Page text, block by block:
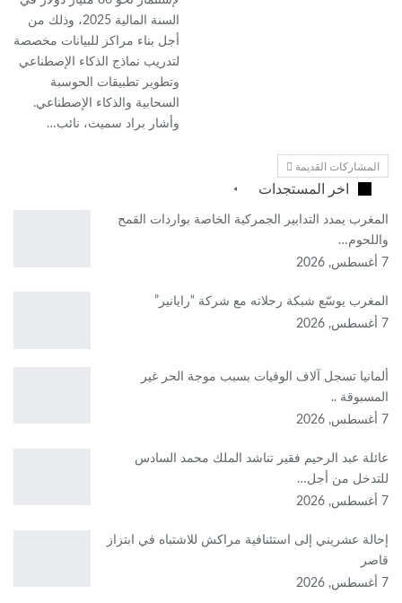
السنة المالية 2025، وذلك من
أجل بناء مراكز للبيانات مخصصة
لتدريب نماذج الذكاء الإصطناعي
وتطوير تطبيقات الحوسبة
السحابية والذكاء الإصطناعي.
وأشار براد سميث، نائب…
المشاركات القديمة
اخر المستجدات
المغرب يمدد التدابير الجمركية الخاصة بواردات القمح
واللحوم…
7 أغسطس, 2026
المغرب يوسّع شبكة رحلاته مع شركة “رايانير”
7 أغسطس, 2026
ألمانيا تسجل آلاف الوفيات بسبب موجة الحر غير
المسبوقة ..
7 أغسطس, 2026
عائلة عبد الرحيم فقير تناشد الملك محمد السادس
للتدخل من أجل…
7 أغسطس, 2026
إحالة عشريني إلى استئنافية مراكش للاشتباه في ابتزاز
قاصر
7 أغسطس, 2026